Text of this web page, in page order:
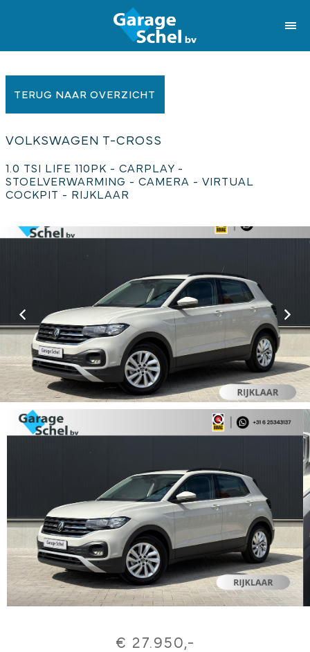
TERUG NAAR OVERZICHT
VOLKSWAGEN T-CROSS
1.0 TSI LIFE 110PK - CARPLAY -
STOELVERWARMING - CAMERA - VIRTUAL
COCKPIT - RIJKLAAR
€ 27.950,-